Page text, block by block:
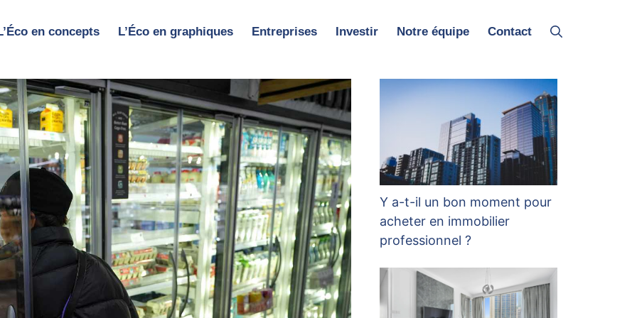
en concepts L’Éco en graphiques Entreprises Investir Notre équipe Contact
Y a-t-il un bon moment pour
acheter en immobilier
professionnel ?